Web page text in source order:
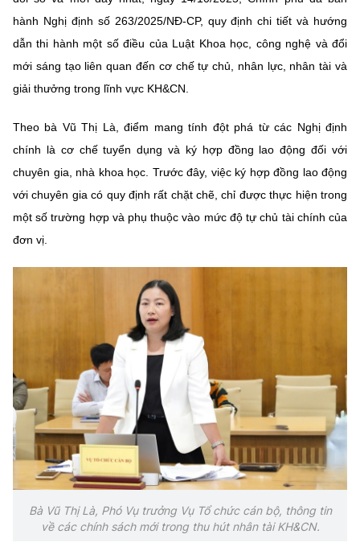
Tiêu chuẩn, đo lường, chất lượng
Voice
Nhiệm vụ trọng tâm
Chọn ngôn ngữ
Vietnamese English
BỘ KHOA HỌC VÀ CÔNG NGHỆ
MINISTRY OF SCIENCE AND TECHNOLOGY
Cơ quan chủ quản: Bộ Khoa học và Công nghệ (MST)
Chịu trách nhiệm nội dung: Nguyễn Thị Hải Hằng
Giám đốc Trung tâm Truyền thông Khoa học và Công nghệ.
Địa chỉ: Ban Biên tập Cổng TTĐT - 18 Nguyễn Du, TP. Hà Nội
Điện thoại: 024 3936 9506
Email: stc@mst.gov.vn
©2026 Bản quyền thuộc Bộ Khoa Học và Công Nghệ
(Ghi rõ nguồn "https://mst.gov.vn" khi phát hành lại thông tin từ
website này)
hành Nghị định số 263/2025/NĐ-CP, quy định chi tiết và hướng
dẫn thi hành một số điều của Luật Khoa học, công nghệ và đổi
mới sáng tạo liên quan đến cơ chế tự chủ, nhân lực, nhân tài và
giải thưởng trong lĩnh vực KH&CN.
Theo bà Vũ Thị Là,
điểm mang tính đột phá từ các Nghị định
chính là cơ chế tuyển dụng và ký hợp đồng lao động đối với
chuyên gia, nhà khoa học. Trước đây, việc ký hợp đồng lao động
với chuyên gia có quy định rất chặt chẽ, chỉ được thực hiện trong
một số trường hợp và phụ thuộc vào mức độ tự chủ tài chính của
đơn vị.
Bà Vũ Thị Là, Phó Vụ trưởng Vụ Tổ chức cán bộ, thông tin
về các chính sách mới trong thu hút nhân tài KH&CN.